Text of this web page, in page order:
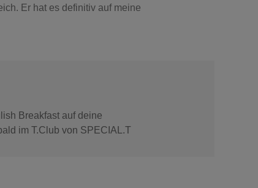
Er hat es definitiv auf meine
Breakfast auf deine
im T.Club von SPECIAL.T